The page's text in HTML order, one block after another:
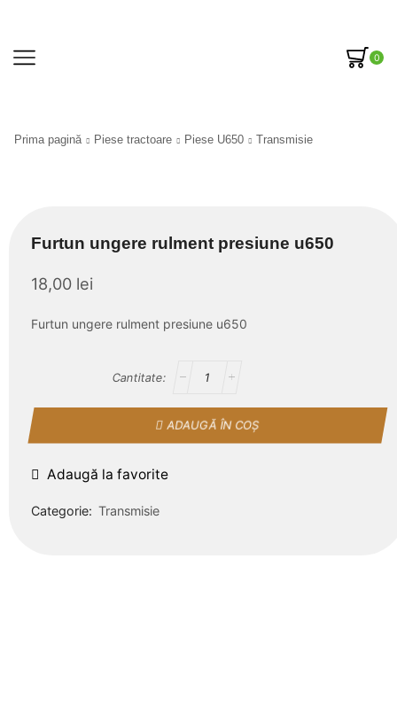
0
Prima pagină Piese tractoare Piese U650 Transmisie
Furtun ungere rulment presiune u650
18,00 lei
Furtun ungere rulment presiune u650
ADAUGĂ ÎN COȘ
Adaugă la favorite
Categorie: Transmisie